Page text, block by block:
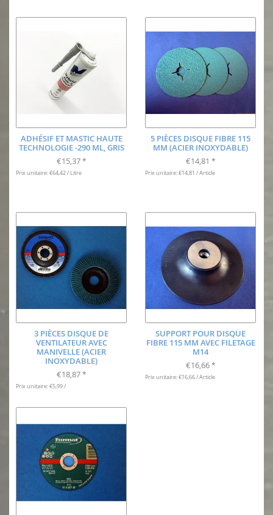
ADHÉSIF ET MASTIC HAUTE
TECHNOLOGIE -290 ML, GRIS
€15,37 *
Prix unitaire: €64,42 / Litre
5 PIÈCES DISQUE FIBRE 115
MM (ACIER INOXYDABLE)
€14,81 *
Prix unitaire: €14,81 / Article
3 PIÈCES DISQUE DE
VENTILATEUR AVEC
MANIVELLE (ACIER
INOXYDABLE)
€18,87 *
Prix unitaire: €5,99 /
SUPPORT POUR DISQUE
FIBRE 115 MM AVEC FILETAGE
M14
€16,66 *
Prix unitaire: €16,66 / Article